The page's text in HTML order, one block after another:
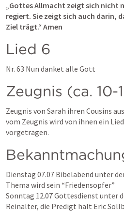
„Gottes Allmacht zeigt sich nicht
regiert. Sie zeigt sich auch darin,
Ziel trägt.“ Amen
Lied 6
Nr. 63 Nun danket alle Gott
Zeugnis (ca. 10-
Zeugnis von Sarah ihren Cousins
vom Zeugnis wird von ihnen ein
vorgetragen.
Dienstag 07.07 Bibelabend unter
Thema wird sein “Friedensopfer”
Sonntag 12.07 Gottesdienst unter
Reinalter, die Predigt hält Eric